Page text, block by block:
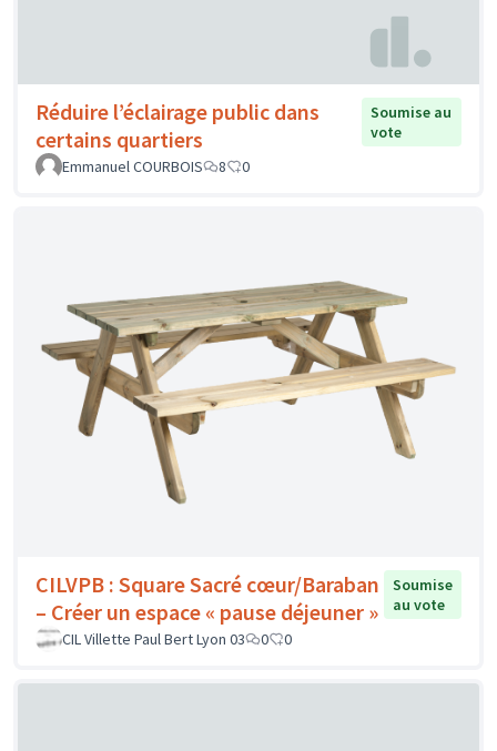
Réduire l’éclairage public dans
certains quartiers
Soumise au
vote
Emmanuel COURBOIS
8 0
CILVPB : Square Sacré cœur/Baraban
– Créer un espace « pause déjeuner »
Soumise
au vote
CIL Villette Paul Bert Lyon 03
0 0